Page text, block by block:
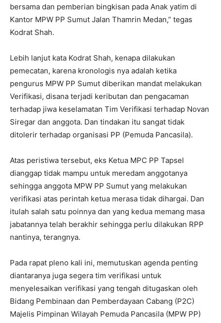
bersama dan pemberian bingkisan pada Anak yatim di
Kantor MPW PP Sumut Jalan Thamrin Medan,” tegas
Kodrat Shah.
Lebih lanjut kata Kodrat Shah, kenapa dilakukan
pemecatan, karena kronologis nya adalah ketika
pengurus MPW PP Sumut diberikan mandat melakukan
Verifikasi, disana terjadi keributan dan pengacaman
terhadap jiwa keselamatan Tim Verifikasi terhadap Novan
Siregar dan anggota. Dan tindakan itu sangat tidak
ditolerir terhadap organisasi PP (Pemuda Pancasila).
Atas peristiwa tersebut, eks Ketua MPC PP Tapsel
dianggap tidak mampu untuk meredam anggotanya
sehingga anggota MPW PP Sumut yang melakukan
verifikasi atas perintah ketua merasa tidak dihargai. Dan
itulah salah satu poinnya dan yang kedua memang masa
jabatannya telah berakhir sehingga perlu dilakukan RPP
nantinya, terangnya.
Pada rapat pleno kali ini, memutuskan agenda penting
diantaranya juga segera tim verifikasi untuk
menyelesaikan verifikasi yang tengah ditugaskan oleh
Bidang Pembinaan dan Pemberdayaan Cabang (P2C)
Majelis Pimpinan Wilayah Pemuda Pancasila (MPW PP)